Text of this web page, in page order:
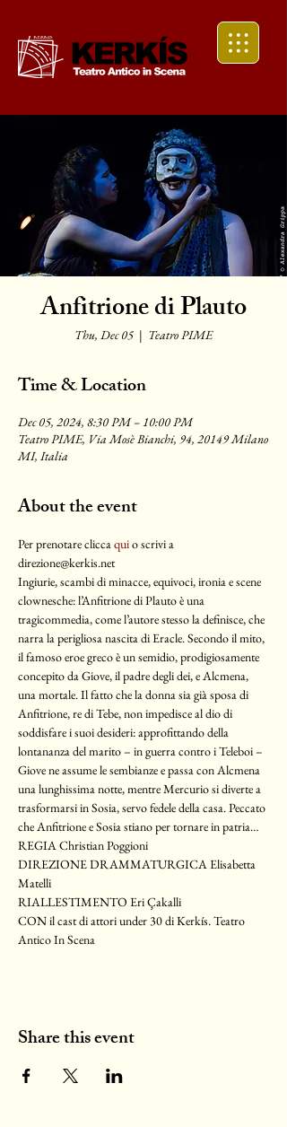
Anfitrione di Plauto
Thu, Dec 05
  |
Teatro PIME
Time & Location
Dec 05, 2024, 8:30 PM – 10:00 PM
Teatro PIME, Via Mosè Bianchi, 94, 20149 Milano
MI, Italia
About the event
Per prenotare clicca qui o scrivi a
direzione@kerkis.net
Ingiurie, scambi di minacce, equivoci, ironia e scene
clownesche: l’Anfitrione di Plauto è una
tragicommedia, come l’autore stesso la definisce, che
narra la perigliosa nascita di Eracle. Secondo il mito,
il famoso eroe greco è un semidio, prodigiosamente
concepito da Giove, il padre degli dei, e Alcmena,
una mortale. Il fatto che la donna sia già sposa di
Anfitrione, re di Tebe, non impedisce al dio di
soddisfare i suoi desideri: approfittando della
lontananza del marito – in guerra contro i Teleboi –
Giove ne assume le sembianze e passa con Alcmena
una lunghissima notte, mentre Mercurio si diverte a
trasformarsi in Sosia, servo fedele della casa. Peccato
che Anfitrione e Sosia stiano per tornare in patria…
REGIA Christian Poggioni
DIREZIONE DRAMMATURGICA Elisabetta
Matelli
RIALLESTIMENTO Eri Çakalli
CON il cast di attori under 30 di Kerkís. Teatro
Antico In Scena
Share this event